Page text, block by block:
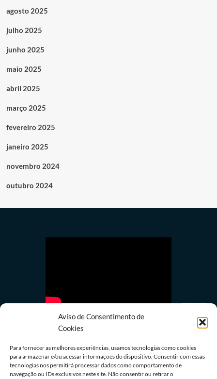
Aviso de Consentimento de
Cookies
Para fornecer as melhores experiências, usamos tecnologias como cookies
para armazenar e/ou acessar informações do dispositivo. Consentir com essas
tecnologias nos permitirá processar dados como comportamento de
navegação ou IDs exclusivos neste site. Não consentir ou retirar o
agosto 2025
julho 2025
junho 2025
maio 2025
abril 2025
março 2025
fevereiro 2025
janeiro 2025
novembro 2024
outubro 2024
Últimas notícias